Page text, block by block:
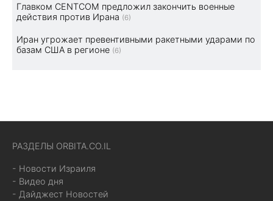
Главком CENTCOM предложил закончить военные
действия против Ирана (6)
Иран угрожает превентивными ракетными ударами по
базам США в регионе (6)
РАЗДЕЛЫ ORBITA.CO.IL
- Новости Израиля
- Видео дня
- Дайджест Новостей